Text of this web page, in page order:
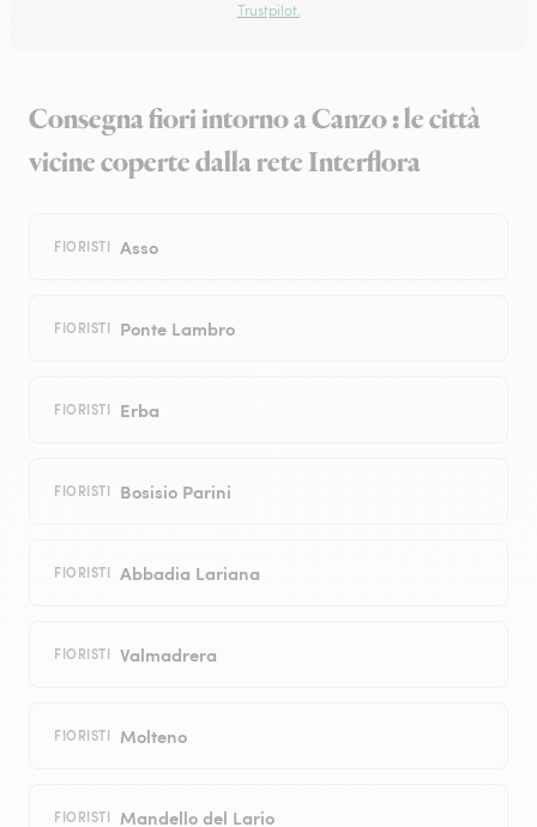
Trustpilot.
Consegna fiori intorno a Canzo : le città
vicine coperte dalla rete Interflora
FIORISTI Asso
FIORISTI Ponte Lambro
FIORISTI Erba
FIORISTI Bosisio Parini
FIORISTI Abbadia Lariana
FIORISTI Valmadrera
FIORISTI Molteno
FIORISTI Mandello del Lario